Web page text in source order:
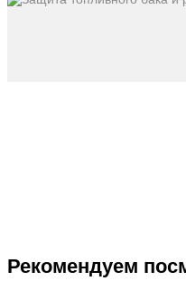
Рекомендуем